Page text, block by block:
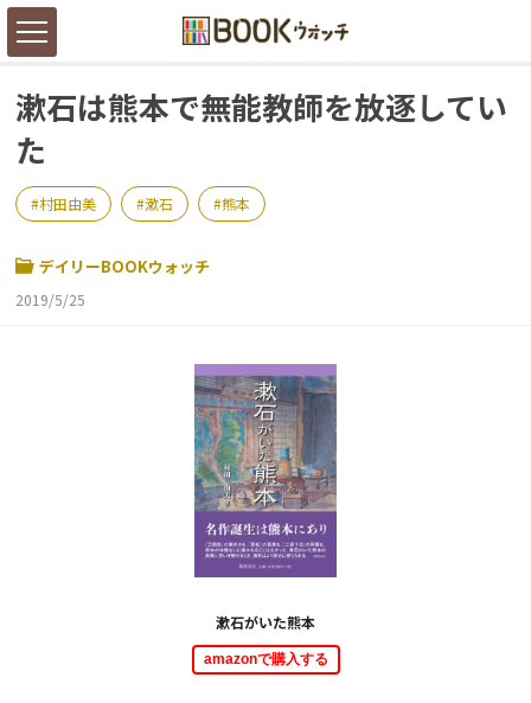
漱石は熊本で無能教師を放逐してい
た
村田由美 漱石 熊本
デイリーBOOKウォッチ
2019/5/25
漱石がいた熊本
amazonで購入する